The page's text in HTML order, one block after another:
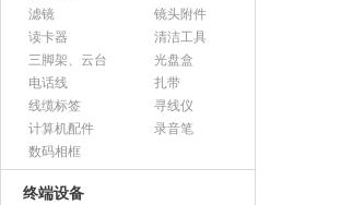
滤镜
镜头附件
读卡器
清洁工具
三脚架、云台
光盘盒
电话线
扎带
线缆标签
寻线仪
计算机配件
录音笔
数码相框
终端设备